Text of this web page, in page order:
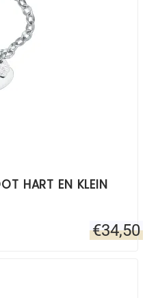
HART EN KLEIN
€34,50